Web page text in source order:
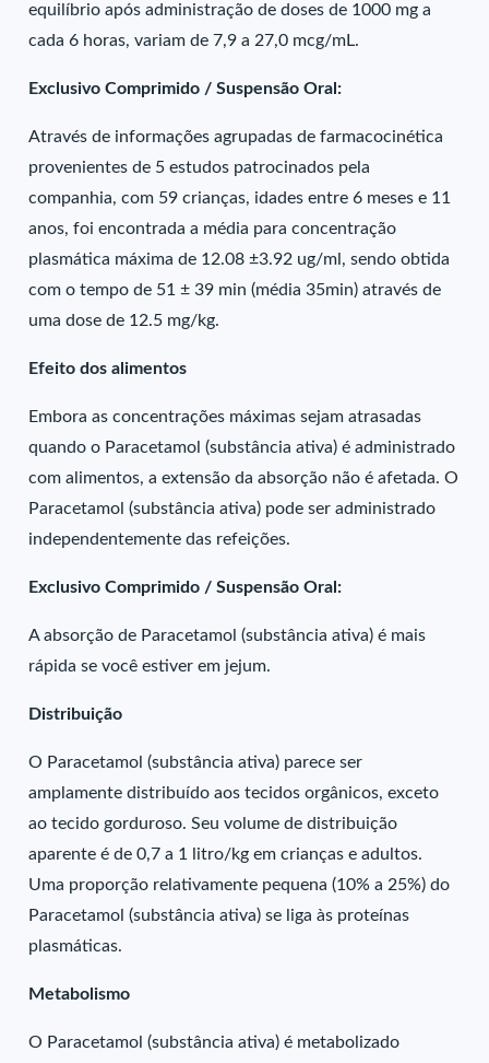
equilíbrio após administração de doses de 1000 mg a
cada 6 horas, variam de 7,9 a 27,0 mcg/mL.
Exclusivo Comprimido / Suspensão Oral:
Através de informações agrupadas de farmacocinética
provenientes de 5 estudos patrocinados pela
companhia, com 59 crianças, idades entre 6 meses e 11
anos, foi encontrada a média para concentração
plasmática máxima de 12.08 ±3.92 ug/ml, sendo obtida
com o tempo de 51 ± 39 min (média 35min) através de
uma dose de 12.5 mg/kg.
Efeito dos alimentos
Embora as concentrações máximas sejam atrasadas
quando o Paracetamol (substância ativa) é administrado
com alimentos, a extensão da absorção não é afetada. O
Paracetamol (substância ativa) pode ser administrado
independentemente das refeições.
Exclusivo Comprimido / Suspensão Oral:
A absorção de Paracetamol (substância ativa) é mais
rápida se você estiver em jejum.
Distribuição
O Paracetamol (substância ativa) parece ser
amplamente distribuído aos tecidos orgânicos, exceto
ao tecido gorduroso. Seu volume de distribuição
aparente é de 0,7 a 1 litro/kg em crianças e adultos.
Uma proporção relativamente pequena (10% a 25%) do
Paracetamol (substância ativa) se liga às proteínas
plasmáticas.
Metabolismo
O Paracetamol (substância ativa) é metabolizado